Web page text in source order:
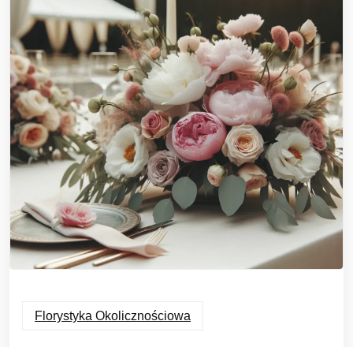
Florystyka Okolicznościowa